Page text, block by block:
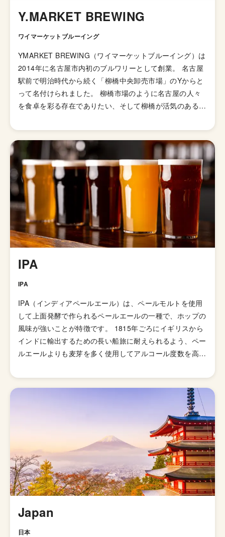
Y.MARKET BREWING
ワイマーケットブルーイング
YMARKET BREWING（ワイマーケットブルーイング）は
2014年に名古屋市内初のブルワリーとして創業。 名古屋
駅前で明治時代から続く「柳橋中央卸売市場」のYからと
って名付けられました。 柳橋市場のように名古屋の人々
を食卓を彩る存在でありたい、そして柳橋が活気のある街
古屋市内に5店舗のビアレストランも展開しています。 も
のすごい銘柄数（2021年1月現在271種類）のビールを醸
造しており、それらすべてがお店のサイトに掲載されてい
ます。 ネーミングや味付けも様々なのでリストを見てい
るだけでも楽しくなってきます。
IPA
IPA
IPA（インディアペールエール）は、ペールモルトを使用
して上面発酵で作られるペールエールの一種で、ホップの
風味が強いことが特徴です。 1815年ごろにイギリスから
インドに輸出するための長い船旅に耐えられるよう、ペー
ルエールよりも麦芽を多く使用してアルコール度数を高め
れました。そして、1829年に「IPA（インディアンペール
エール）」の呼び名で広告が掲載されて以来、ホップの比
重が高いビールとしてイギリス国内で人気が高まってい
き、21世紀にはイギリスで最も人気のあるビアスタイル
の一つとなりました。イギリスのブルワリー教会SIBAの
金メダルを受賞したブリュードッグの「パンクIPA」など
が有名です。 伝統的なIPAのスタイルは、オーストラリア
やニュージーランドなどの当時の植民地諸国へと輸出さ
れ、各国へと普及していきましたが、アメリカではさらに
独自の進化を遂げてきました。 ローストしたモルトを使
素を加えて頭部を取り除きドライで爽やかな飲み口を実現
した「ブリュットIPA」、ホップが強烈でアルコール度数
Japan
日本